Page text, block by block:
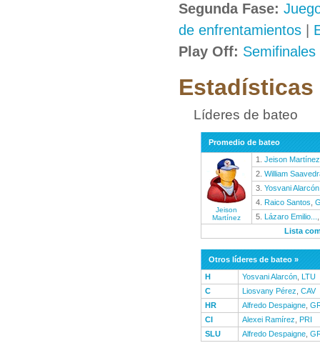
Segunda Fase:
de enfrentamientos
Play Off: Semifinales
Líderes de bateo
Promedio de bateo
Jeison
Martínez
1. Jeison Martínez
2. William
3. Yosvani Alarcón
4. Raico Santos
5. Lázaro Emilio...
Lista
Otros líderes de bateo »
H
Yosvani Alarcón LTU
C
Liosvany Pérez CAV
HR
Alfredo Despaigne
CI
Alexei Ramírez
PRI
SLU
Alfredo Despaigne